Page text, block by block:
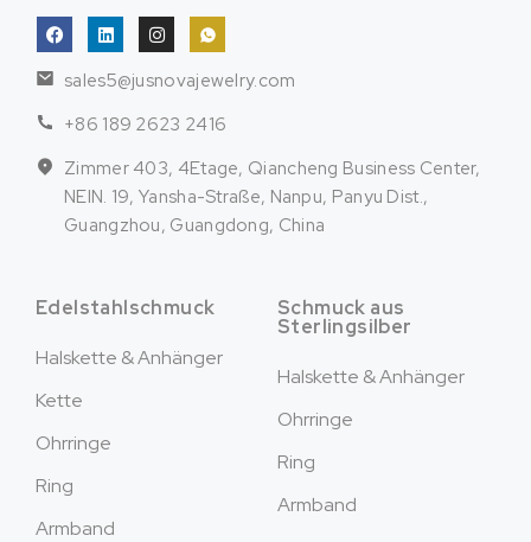
sales5@jusnovajewelry.com
+86 189 2623 2416
Zimmer 403, 4Etage, Qiancheng Business Center,
NEIN. 19, Yansha-Straße, Nanpu, Panyu Dist.,
Guangzhou, Guangdong, China
Edelstahlschmuck
Halskette & Anhänger
Kette
Ohrringe
Ring
Armband
Schmuck aus
Sterlingsilber
Halskette & Anhänger
Ohrringe
Ring
Armband